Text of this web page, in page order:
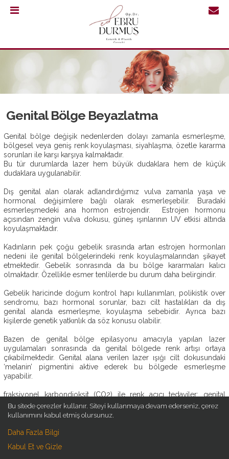
421
ANASAYFA
DR.
EBRU
DURMUŞ
ESTETIK
ESTETIK
AMELIYATLAR
ESTETIK
BLOG
İLETIŞIM
Genital Bölge Beyazlatma
Genital bölge değişik nedenlerden dolayı zamanla esmerleşme,
bölgesel veya geniş renk koyulaşması, siyahlaşma, özetle kararma
sorunları ile karşı karşıya kalmaktadır.
Bu tür durumlarda lazer hem büyük dudaklara hem de küçük
dudaklara uygulanabilir.
Dış genital alan olarak adlandırdığımız vulva zamanla yaşa ve
hormonal değişimlere bağlı olarak esmerleşebilir. Buradaki
esmerleşmedeki ana hormon estrojendir. Estrojen hormonu
açısından zengin vulva dokusu, güneş ışınlarının UV etkisi altında
koyulaşmaktadır.
Kadınların pek çoğu gebelik sırasında artan estrojen hormonları
nedeni ile genital bölgelerindeki renk koyulaşmalarından şikayet
etmektedir. Gebelik sonrasında da bu bölge kararmaları kalıcı
olmaktadır. Özellikle esmer tenlilerde bu durum daha belirgindir.
Gebelik haricinde doğum kontrol hapı kullanımları, polikistik over
sendromu, bazı hormonal sorunlar, bazı cilt hastalıkları da dış
genital alanda esmerleşme, koyulaşma sebebidir. Ayrıca bazı
kişilerde genetik yatkınlık da söz konusu olabilir.
Bazen de genital bölge epilasyonu amacıyla yapılan lazer
uygulamaları sonrasında da genital bölgede renk artışı ortaya
çıkabilmektedir. Genital alana verilen lazer ışığı cilt dokusundaki
‘melanin’ pigmentini aktive ederek bu bölgede esmerleşme
yapabilir.
fraksiyonel karbondioksit (CO2) ile renk açıcı tedaviler; genital
bölge beyazlatma, renk ağartma, genital alan renk açma tedavileri
uygulanabilmektedir.
fraksiyonel karbondioksit (CO2) genital alan renk açma ‘labial
Bu sitede çerezler kullanır. Siteyi kullanmaya devam ederseniz, çerez
kullanımını kabul etmiş olursunuz.
Daha Fazla Bilgi
Kabul Et ve Gizle